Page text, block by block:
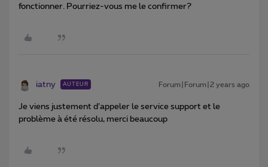
fonctionner. Pourriez-vous me le confirmer?
iatny AUTEUR Forum|Forum|2 years ago
Je viens justement d’appeler le service support et le
problème à été résolu, merci beaucoup